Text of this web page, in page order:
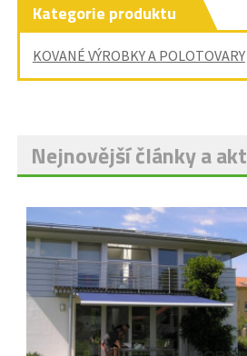
Kategorie produktu
KOVANÉ VÝROBKY A POLOTOVARY
Nejnovější články a